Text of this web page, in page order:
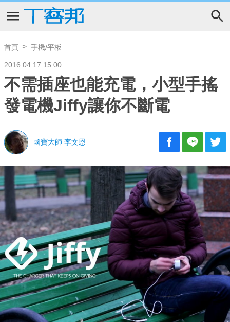
首頁 手機/平板
2016.04.17 15:00
不需插座也能充電，小型手搖
發電機Jiffy讓你不斷電
國寶大師 李文恩